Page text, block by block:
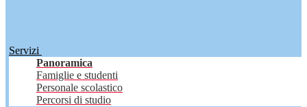
Servizi
Panoramica
Famiglie e studenti
Personale scolastico
Percorsi di studio